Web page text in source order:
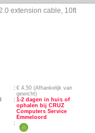
extension cable, 10ft
: € 4,50(Afhankelijk van
gewicht)
: 1-2 dagen in huis of
ophalen bij CRUZ
Computers Service
Emmeloord
: